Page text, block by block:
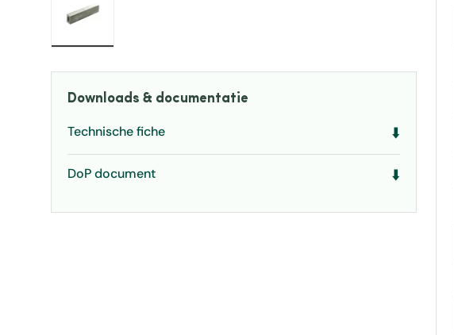
Downloads & documentatie
Technische fiche ⬇️
DoP document ⬇️